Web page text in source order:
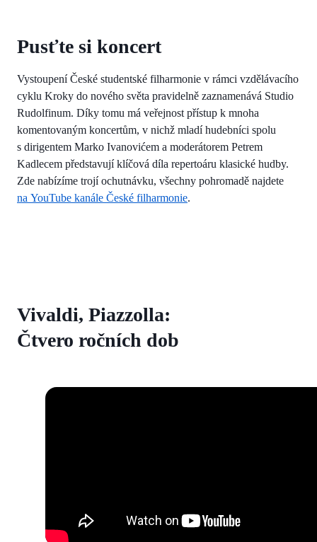
Pusťte si koncert
Vystoupení České studentské filharmonie v rámci vzdělávacího
cyklu Kroky do nového světa pravidelně zaznamenává Studio
Rudolfinum. Díky tomu má veřejnost přístup k mnoha
komentovaným koncertům, v nichž mladí hudebníci spolu
s dirigentem Marko Ivanovićem a moderátorem Petrem
Kadlecem představují klíčová díla repertoáru klasické hudby.
Zde nabízíme trojí ochutnávku, všechny pohromadě najdete
na YouTube kanále České filharmonie.
Vivaldi, Piazzolla:
Čtvero ročních dob